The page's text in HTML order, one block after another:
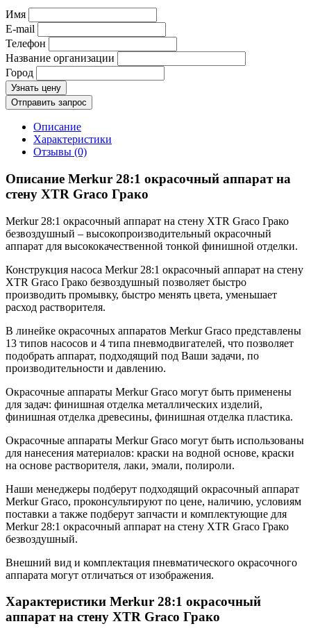
Имя
E-mail
Телефон
Название организации
Город
Узнать цену
Отправить запрос
Описание
Характеристики
Отзывы (0)
Описание Merkur 28:1 окрасочный аппарат на
стену XTR Graco Грако
Merkur 28:1 окрасочный аппарат на стену XTR Graco Грако
безвоздушный – высокопроизводительный окрасочный
аппарат для высококачественной тонкой финишной отделки.
Конструкция насоса Merkur 28:1 окрасочный аппарат на стену
XTR Graco Грако безвоздушный позволяет быстро
производить промывку, быстро менять цвета, уменьшает
расход растворителя.
В линейке окрасочных аппаратов Merkur Graco представлены
13 типов насосов и 4 типа пневмодвигателей, что позволяет
подобрать аппарат, подходящий под Ваши задачи, по
производительности и давлению.
Окрасочные аппараты Merkur Graco могут быть применены
для задач: финишная отделка металлических изделий,
финишная отделка древесины, финишная отделка пластика.
Окрасочные аппараты Merkur Graco могут быть использованы
для нанесения материалов: краски на водной основе, краски
на основе растворителя, лаки, эмали, полироли.
Наши менеджеры подберут подходящий окрасочный аппарат
Merkur Graco, проконсультируют по цене, наличию, условиям
поставки а также подберут запчасти и комплектующие для
Merkur 28:1 окрасочный аппарат на стену XTR Graco Грако
безвоздушный.
Внешний вид и комплектация пневматического окрасочного
аппарата могут отличаться от изображения.
Характеристики Merkur 28:1 окрасочный
аппарат на стену XTR Graco Грако